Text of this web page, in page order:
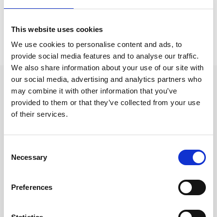
This website uses cookies
We use cookies to personalise content and ads, to
provide social media features and to analyse our traffic.
We also share information about your use of our site with
our social media, advertising and analytics partners who
may combine it with other information that you’ve
provided to them or that they’ve collected from your use
of their services.
Selection
Necessary
Preferences
Prishistorik
Lägsta pris senaste 30 dagarna är 149 kr (2026-08-07)
Andra tittade även på